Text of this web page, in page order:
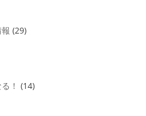
(29)
！ (14)